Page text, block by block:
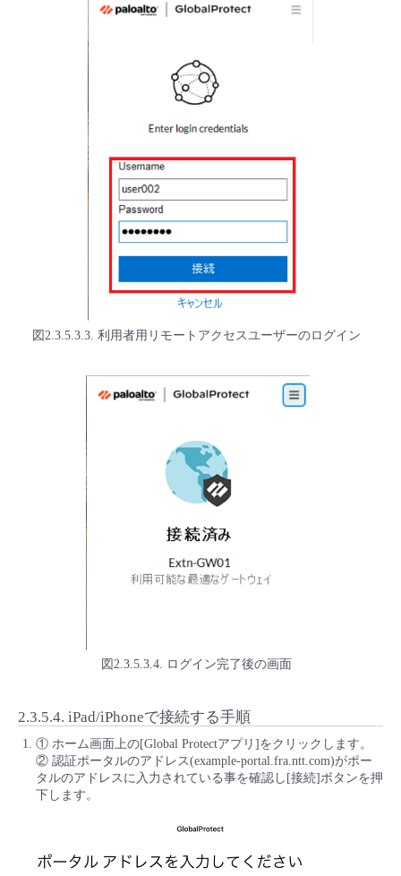
図2.3.5.3.3. 利用者用リモートアクセスユーザーのログイン
図2.3.5.3.4. ログイン完了後の画面
2.3.5.4. iPad/iPhoneで接続する手順
① ホーム画面上の[Global Protectアプリ]をクリックします。
② 認証ポータルのアドレス(example-portal.fra.ntt.com)がポー
タルのアドレスに入力されている事を確認し[接続]ボタンを押
下します。